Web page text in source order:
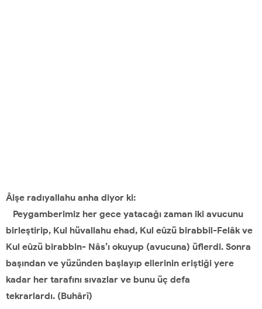
Âişe radıyallahu anha diyor ki:
Peygamberimiz her gece yatacağı zaman iki avucunu
birleştirip, Kul hüvallahu ehad, Kul eûzü birabbil-Felâk ve
Kul eûzü birabbin- Nâs’ı okuyup (avucuna) üflerdi. Sonra
başından ve yüzünden başlayıp ellerinin eriştiği yere
kadar her tarafını sıvazlar ve bunu üç defa
tekrarlardı. (Buhârî)